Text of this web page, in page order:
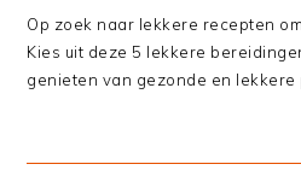
Op zoek naar lekkere recepten
Kies uit deze 5 lekkere
genieten van gezonde en lekkere